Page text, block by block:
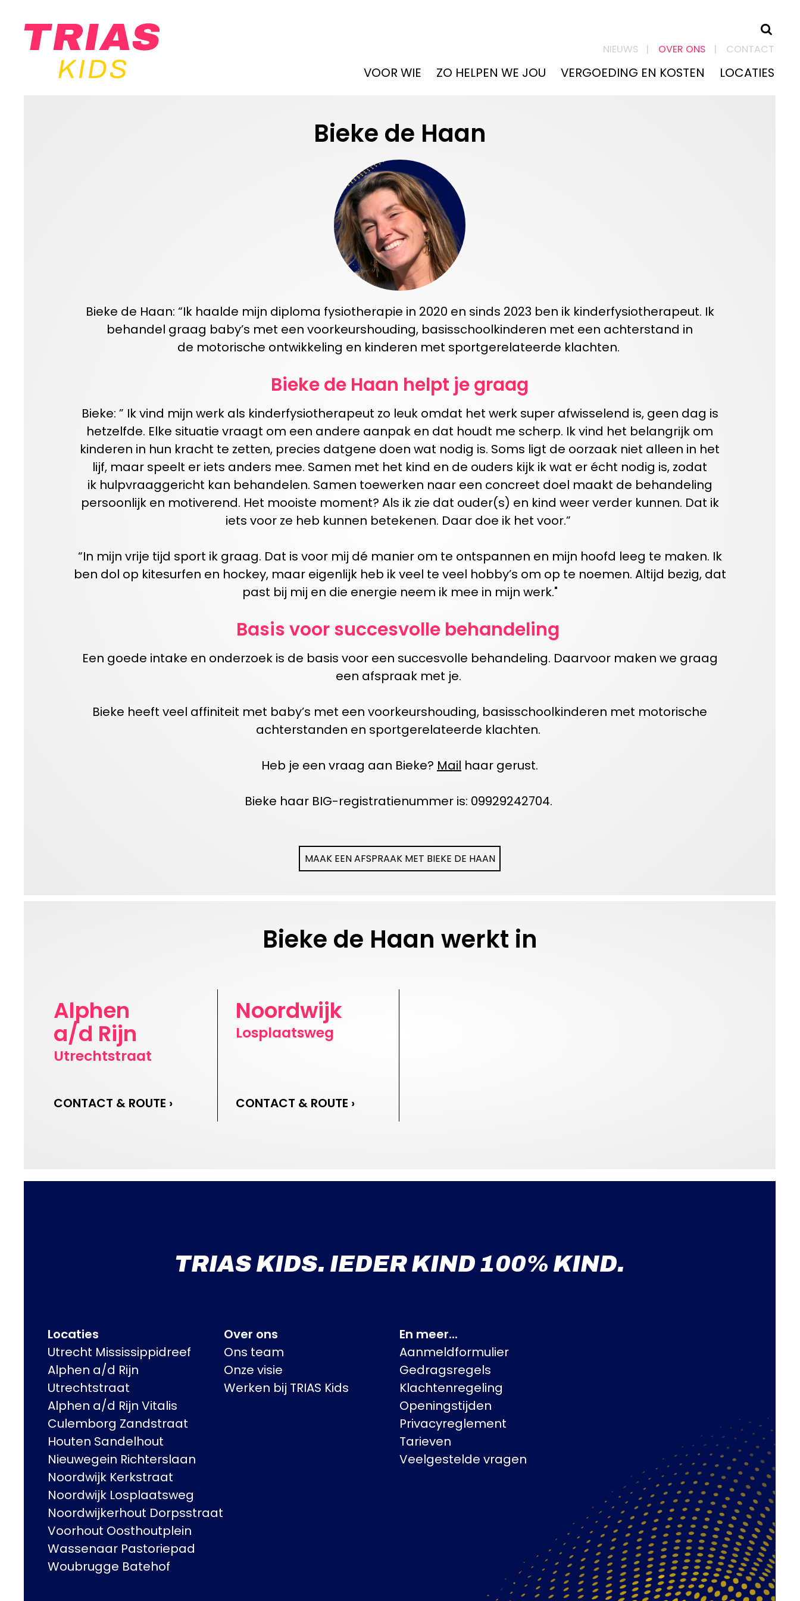
NIEUWS OVER ONS CONTACT
VOOR WIE ZO HELPEN WE JOU VERGOEDING EN KOSTEN LOCATIES
Bieke de Haan
Bieke de Haan: “Ik haalde mijn diploma fysiotherapie in 2020 en sinds 2023 ben ik kinderfysiotherapeut. Ik
behandel graag baby’s met een voorkeurshouding, basisschoolkinderen met een achterstand in
de motorische ontwikkeling en kinderen met sportgerelateerde klachten.
Biekede Haan helpt je graag
Bieke: ” Ik vind mijn werk als kinderfysiotherapeut zo leuk omdat het werk super afwisselend is,geen dag is
hetzelfde. Elke situatie vraagt om een andere aanpak en dat houdt me scherp. Ik vind het belangrijk om
kinderen in hun kracht te zetten, precies datgene doen wat nodig is. Soms ligt de oorzaak niet alleen in het
lijf, maar speelt er iets anders mee. Samen met het kind en de ouders kijk ik wat er écht nodig is, zodat
ik hulpvraaggericht kan behandelen. Samen toewerken naar een concreet doel maakt de behandeling
persoonlijk en motiverend. Het mooiste moment? Als ik zie dat ouder(s) en kind weer verder kunnen. Dat ik
iets voor ze heb kunnen betekenen. Daar doe ik het voor.”
“In mijn vrije tijd sport ik graag. Dat is voor mij dé manier om te ontspannen en mijn hoofd leeg te maken. Ik
ben dol op kitesurfen en hockey, maar eigenlijk heb ik veel te veel hobby’s om op te noemen. Altijd bezig, dat
past bij mij en die energie neem ik mee in mijn werk."
Basis voor succesvolle behandeling
Een goede intake en onderzoek is de basis voor een succesvolle behandeling. Daarvoormaken we graag
een afspraak met je.
Bieke heeft veel affiniteit met baby’s met een voorkeurshouding, basisschoolkinderen met motorische
achterstanden en sportgerelateerde klachten.
Heb je een vraag aan Bieke? Mail haar gerust.
Bieke haar BIG-registratienummer is: 09929242704.
MAAK EEN AFSPRAAK MET BIEKE DE HAAN
Bieke de Haan werkt in
Alphen
a/d Rijn
Utrechtstraat
CONTACT & ROUTE ›
Noordwijk
Losplaatsweg
CONTACT & ROUTE ›
TRIAS KIDS. IEDER KIND 100% KIND.
Locaties
Utrecht Mississippidreef
Alphen a/d Rijn
Utrechtstraat
Alphen a/d Rijn Vitalis
Culemborg Zandstraat
Houten Sandelhout
Nieuwegein Richterslaan
Noordwijk Kerkstraat
Noordwijk Losplaatsweg
Noordwijkerhout Dorpsstraat
Voorhout Oosthoutplein
Wassenaar Pastoriepad
Woubrugge Batehof
Over ons
Ons team
Onze visie
Werken bij TRIAS Kids
En meer...
Aanmeldformulier
Gedragsregels
Klachtenregeling
Openingstijden
Privacyreglement
Tarieven
Veelgestelde vragen
VOOR WIE
ZO HELPEN WE
CONTACT